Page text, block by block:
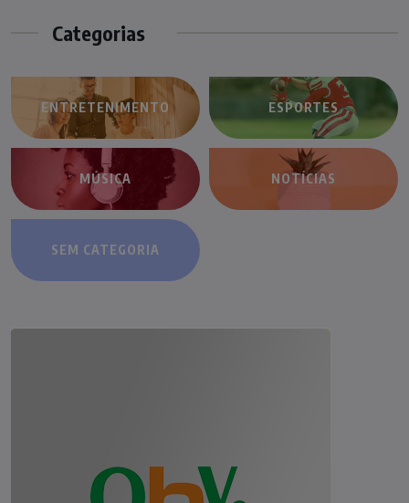
Categorias
ENTRETENIMENTO ESPORTES
MÚSICA NOTÍCIAS
SEM CATEGORIA